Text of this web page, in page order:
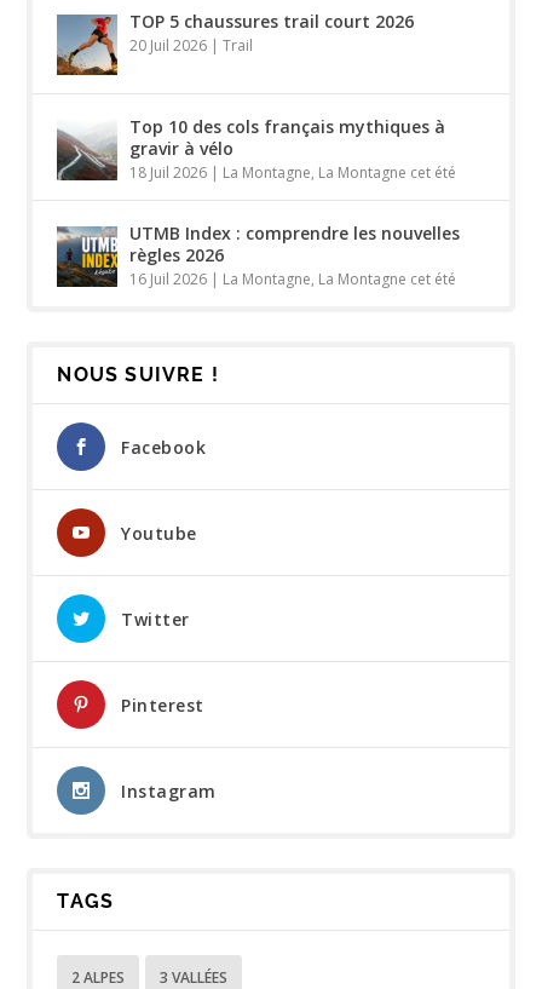
TOP 5 chaussures trail court 2026
20 Juil 2026 |Trail
Top 10 des cols français mythiques à
gravir à vélo
18 Juil 2026 | La Montagne, La Montagne cet été
UTMB Index : comprendre les nouvelles
règles 2026
16 Juil 2026 | La Montagne, La Montagne cet été
NOUS SUIVRE !
Facebook
Youtube
Twitter
Pinterest
Instagram
TAGS
2 ALPES 3 VALLÉES